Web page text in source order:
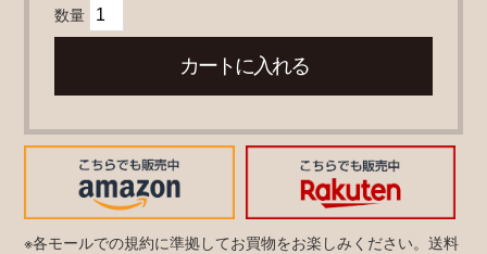
数量
※各モールでの規約に準拠してお買物をお楽しみください。送料